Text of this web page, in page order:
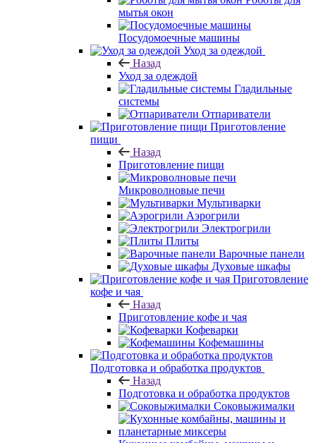
мытья окон
Посудомоечные машины
Уход за одеждой
Назад
Уход за одеждой
Гладильные
системы
Отпариватели
Приготовление
пищи
Назад
Приготовление пищи
Микроволновые печи
Мультиварки
Аэрогрили
Электрогрили
Плиты
Варочные панели
Духовые шкафы
Приготовление
кофе и чая
Назад
Приготовление кофе и чая
Кофеварки
Кофемашины
Подготовка и обработка продуктов
Назад
Подготовка и обработка продуктов
Соковыжималки